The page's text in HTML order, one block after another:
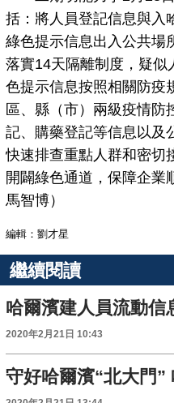
括：將人員登記信息與入
綠色提示信息出入公共場
落實14天隔離制度，疑似
色提示信息按照相關防疫
區、縣（市）兩級疫情防
記、購藥登記等信息以及
快速排查重點人群和密切
開闢綠色通道，保障企業
馬智博）
編輯：劉才星
繼續閱讀
2020年2月21日 10:43